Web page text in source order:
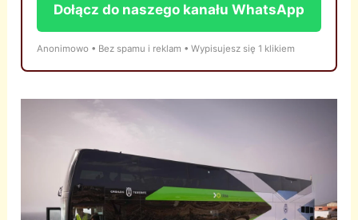
Dołącz do naszego kanału WhatsApp
Anonimowo • Bez spamu i reklam • Wypisujesz się 1 klikiem